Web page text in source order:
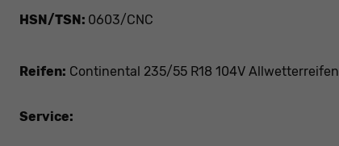
HSN/TSN: 0603/CNC
Reifen: Continental 235/55 R18 104V Allwetterreifen
Service: